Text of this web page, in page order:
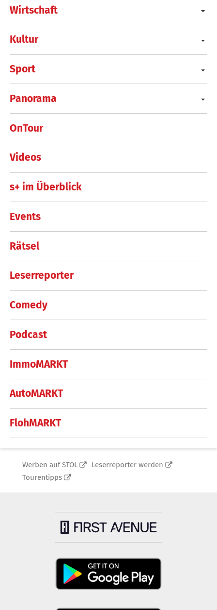
Wirtschaft
Kultur
Sport
Panorama
OnTour
Videos
s+ im Überblick
Events
Rätsel
Leserreporter
Comedy
Podcast
ImmoMARKT
AutoMARKT
FlohMARKT
Werben auf STOL
Leserreporter werden
Tourentipps